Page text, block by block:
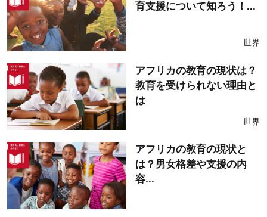
育支援について知ろう！...
世界
アフリカの教育の現状は？
教育を受けられない理由と
は
世界
アフリカの教育の現状と
は？男女格差や支援の内
容...